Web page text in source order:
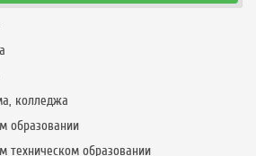
колледжа
образовании
техническом образовании